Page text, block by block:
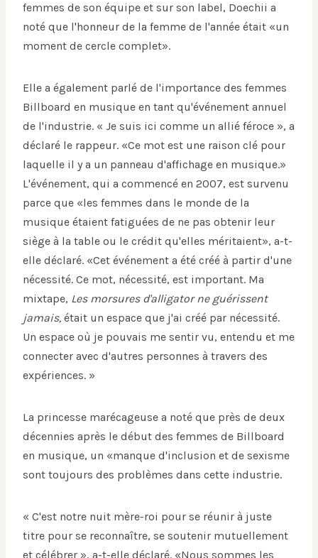
femmes de son équipe et sur son label, Doechii a
noté que l'honneur de la femme de l'année était «un
moment de cercle complet».
Elle a également parlé de l'importance des femmes
Billboard en musique en tant qu'événement annuel
de l'industrie. « Je suis ici comme un allié féroce », a
déclaré le rappeur. «Ce mot est une raison clé pour
laquelle il y a un panneau d'affichage en musique.»
L'événement, qui a commencé en 2007, est survenu
parce que «les femmes dans le monde de la
musique étaient fatiguées de ne pas obtenir leur
siège à la table ou le crédit qu'elles méritaient», a-t-
elle déclaré. «Cet événement a été créé à partir d'une
nécessité. Ce mot, nécessité, est important. Ma
mixtape, Les morsures d'alligator ne guérissent
jamais, était un espace que j'ai créé par nécessité.
Un espace où je pouvais me sentir vu, entendu et me
connecter avec d'autres personnes à travers des
expériences. »
La princesse marécageuse a noté que près de deux
décennies après le début des femmes de Billboard
en musique, un «manque d'inclusion et de sexisme
sont toujours des problèmes dans cette industrie.
« C'est notre nuit mère-roi pour se réunir à juste
titre pour se reconnaître, se soutenir mutuellement
et célébrer », a-t-elle déclaré. «Nous sommes les